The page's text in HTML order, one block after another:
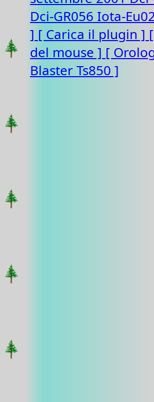
Dci-GR056 Iota-
] [ Carica il plugin ]
del mouse ] [
Blaster Ts850 ]